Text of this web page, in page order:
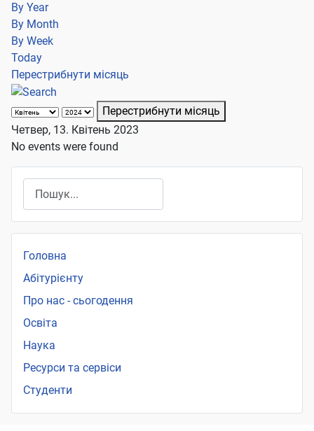
By Year
By Month
By Week
Today
Перестрибнути місяць
Перестрибнути місяць
Четвер, 13. Квітень 2023
No events were found
Головна
Абітурієнту
Про нас - сьогодення
Освіта
Наука
Ресурси та сервіси
Студенти